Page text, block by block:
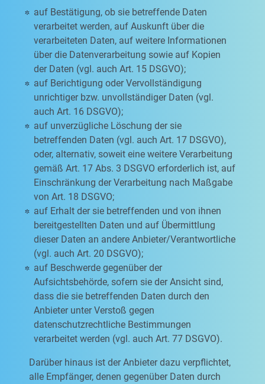
auf Bestätigung, ob sie betreffende Daten
verarbeitet werden, auf Auskunft über die
verarbeiteten Daten, auf weitere Informationen
über die Datenverarbeitung sowie auf Kopien
der Daten (vgl. auch Art. 15 DSGVO);
auf Berichtigung oder Vervollständigung
unrichtiger bzw. unvollständiger Daten (vgl.
auch Art. 16 DSGVO);
auf unverzügliche Löschung der sie
betreffenden Daten (vgl. auch Art. 17 DSGVO),
oder, alternativ, soweit eine weitere Verarbeitung
gemäß Art. 17 Abs. 3 DSGVO erforderlich ist, auf
Einschränkung der Verarbeitung nach Maßgabe
von Art. 18 DSGVO;
auf Erhalt der sie betreffenden und von ihnen
bereitgestellten Daten und auf Übermittlung
dieser Daten an andere Anbieter/Verantwortliche
(vgl. auch Art. 20 DSGVO);
auf Beschwerde gegenüber der
Aufsichtsbehörde, sofern sie der Ansicht sind,
dass die sie betreffenden Daten durch den
Anbieter unter Verstoß gegen
datenschutzrechtliche Bestimmungen
verarbeitet werden (vgl. auch Art. 77 DSGVO).
Darüber hinaus ist der Anbieter dazu verpflichtet,
alle Empfänger, denen gegenüber Daten durch